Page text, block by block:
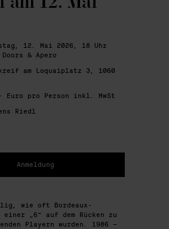
12. Mai 2026, 18 Uhr
Doors & Apero
am Loquaiplatz 3, 1060
Euro pro Person inkl. MwSt
Riedl
Anmeldung
wie oft Bordeaux-
einer „6“ auf dem Rücken zu
Playern wurden. 1986 –